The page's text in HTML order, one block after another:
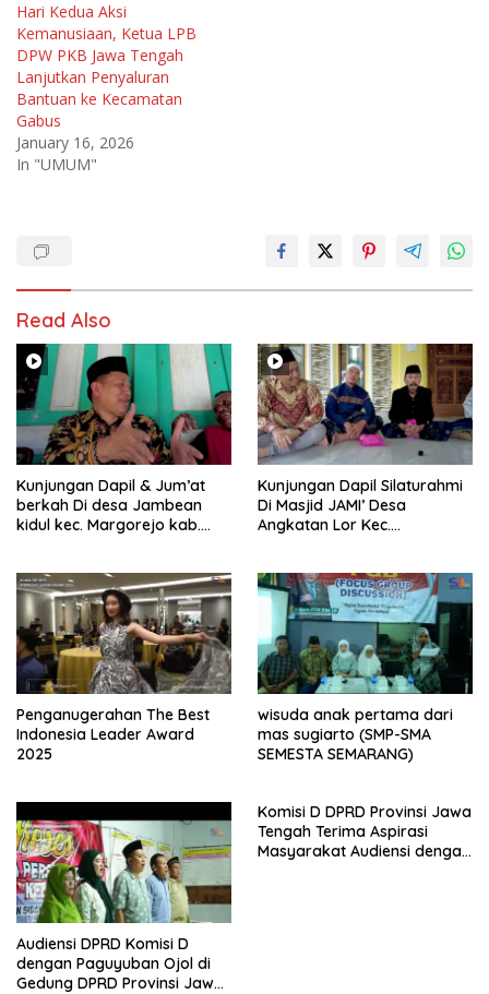
Hari Kedua Aksi
Kemanusiaan, Ketua LPB
DPW PKB Jawa Tengah
Lanjutkan Penyaluran
Bantuan ke Kecamatan
Gabus
January 16, 2026
In "UMUM"
Read Also
Kunjungan Dapil & Jum’at
berkah Di desa Jambean
kidul kec. Margorejo kab.
Kunjungan Dapil Silaturahmi
Di Masjid JAMI’ Desa
Angkatan Lor Kec.
Penganugerahan The Best
Indonesia Leader Award
2025
wisuda anak pertama dari
mas sugiarto (SMP-SMA
SEMESTA SEMARANG)
Audiensi DPRD Komisi D
dengan Paguyuban Ojol di
Gedung DPRD Provinsi Jawa
Komisi D DPRD Provinsi Jawa
Tengah Terima Aspirasi
Masyarakat Audiensi dengan